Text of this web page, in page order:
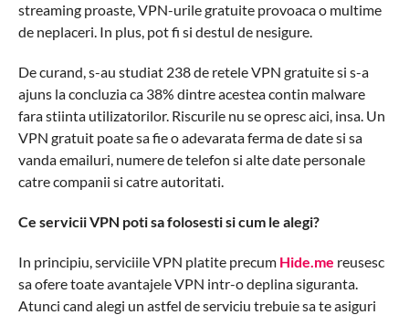
streaming proaste, VPN-urile gratuite provoaca o multime
de neplaceri. In plus, pot fi si destul de nesigure.
De curand, s-au studiat 238 de retele VPN gratuite si s-a
ajuns la concluzia ca 38% dintre acestea contin malware
fara stiinta utilizatorilor. Riscurile nu se opresc aici, insa. Un
VPN gratuit poate sa fie o adevarata ferma de date si sa
vanda emailuri, numere de telefon si alte date personale
catre companii si catre autoritati.
Ce servicii VPN poti sa folosesti si cum le alegi?
In principiu, serviciile VPN platite precum Hide.me reusesc
sa ofere toate avantajele VPN intr-o deplina siguranta.
Atunci cand alegi un astfel de serviciu trebuie sa te asiguri